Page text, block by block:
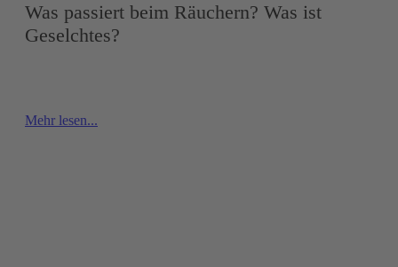
Was passiert beim Räuchern? Was ist
Geselchtes?
Mehr lesen...